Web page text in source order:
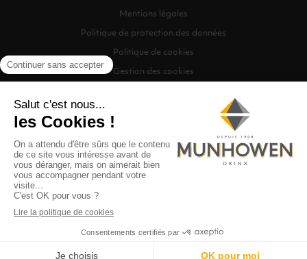
Mentions légales
Politique de protection des données
Politique de cookies
Gestion des cookies
©2026 Munhowen Drinx / Tous droits réservés
Digitalised by
MENU